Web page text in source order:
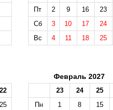
Пт
2 9 16
23
Сб
3 10 17
24
Вс
4 11 18 25
22
25
Февраль 2027
23 24
25
Пн
1 8
15